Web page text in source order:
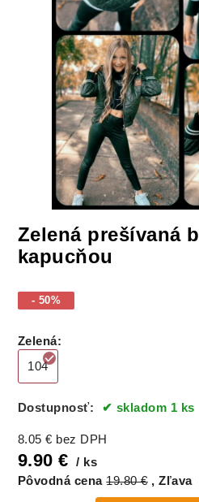
Zelená prešívaná
kapucňou
- 50%
Zelená:
104
Dostupnosť: skladom 1 ks
8.05 € bez DPH
9.90 €
ks
Pôvodná cena 19.80€ Zľava